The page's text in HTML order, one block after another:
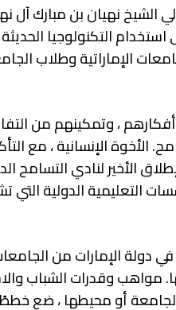
نهيان بن مبارك آل
التكنولوجيا
الإماراتية وطلاب
، وتمكينهم من
الأخوة الإنسانية ، مع
الأخير لنادي التسامح
التعليمية الدولية التي
دولة الإمارات من
مواهب وقدرات الشباب
أو محيطها ، ضع